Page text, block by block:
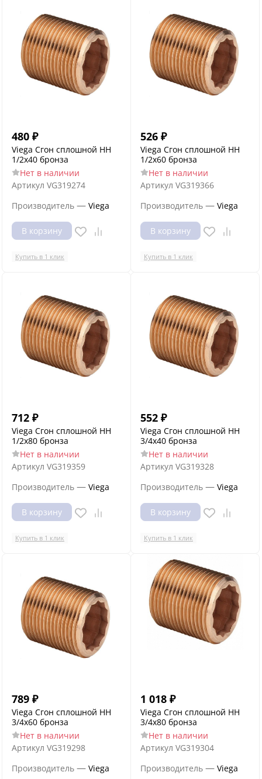
480 ₽
Viega Сгон сплошной НН
1/2x40 бронза
Нет в наличии
Артикул VG319274
Производитель — Viega
В корзину
Купить в 1 клик
526 ₽
Viega Сгон сплошной НН
1/2x60 бронза
Нет в наличии
Артикул VG319366
Производитель — Viega
В корзину
Купить в 1 клик
712 ₽
Viega Сгон сплошной НН
1/2x80 бронза
Нет в наличии
Артикул VG319359
Производитель — Viega
В корзину
Купить в 1 клик
552 ₽
Viega Сгон сплошной НН
3/4x40 бронза
Нет в наличии
Артикул VG319328
Производитель — Viega
В корзину
Купить в 1 клик
789 ₽
Viega Сгон сплошной НН
3/4x60 бронза
Нет в наличии
Артикул VG319298
Производитель — Viega
1 018 ₽
Viega Сгон сплошной НН
3/4x80 бронза
Нет в наличии
Артикул VG319304
Производитель — Viega